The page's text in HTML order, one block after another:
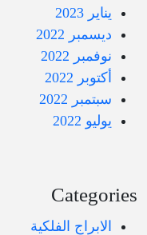
يناير 2023
ديسمبر 2022
نوفمبر 2022
أكتوبر 2022
سبتمبر 2022
يوليو 2022
Categories
الابراج الفلكية